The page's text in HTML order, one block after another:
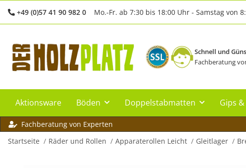
+49 (0)57 41 90 982 0 Mo.-Fr. ab 7:30 bis 18:00 Uhr - Samstag von
Schnell und
Fachberatung
Aktionsware Böden Doppelstabmatten Gips
Fachberatung von Experten
Startseite
Räder und Rollen Apparaterollen Leicht Gleitlager